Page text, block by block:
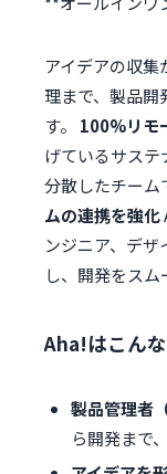
アイデアの収
理まで、製品開
す。 100%リモ
げているサステ
分散したチーム
ムの連携を強化
ンジニア、デ
し、開発をスム
Aha!はこん
製品管理者
ら開発まで